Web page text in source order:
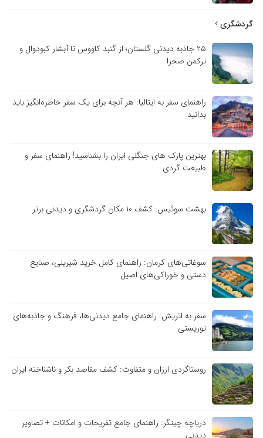
گردشگری
۲۵ جاذبه دیدنی گلستان؛ از گنبد کاووس تا آبشار کبودوال و
ترکمن صحرا
راهنمای سفر به ایتالیا: هر آنچه برای یک سفر خاطره‌انگیز باید
بدانید
بهترین پارک های جنگلی ایران را بشناسید! راهنمای سفر و
طبیعت گردی
بهشت سوئیس: کشف ۱۰ مکان گردشگری و دیدنی برتر
سوغاتی‌های کرمان: راهنمای کامل خرید شیرینی، صنایع
دستی و خوراکی‌های اصیل
سفر به اتریش: راهنمای جامع دیدنی‌ها، فرهنگ و جاذبه‌های
توریستی
روستاگردی ارزان و متفاوت: کشف مقاصد بکر و ناشناخته ایران
دریاچه چیتگر: راهنمای جامع تفریحات و امکانات + تصاویر
دیدنی